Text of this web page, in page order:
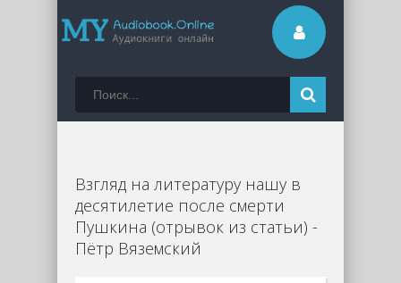
Взгляд на литературу нашу в
десятилетие после смерти
Пушкина (отрывок из статьи) -
Пётр Вяземский